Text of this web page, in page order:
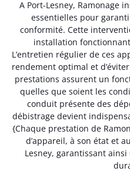
A Port-Lesney, Ramonage
essentielles pour
conformité. Cette
installation
L’entretien régulier de ces
rendement optimal et
prestations assurent un
quelles que soient les
conduit présente des
débistrage devient
{Chaque prestation de
d’appareil, à son état et
Lesney, garantissant